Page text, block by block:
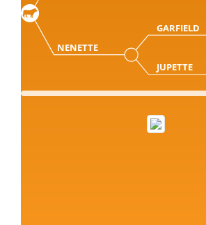
NENETTE
GARFIELD
JUPETTE